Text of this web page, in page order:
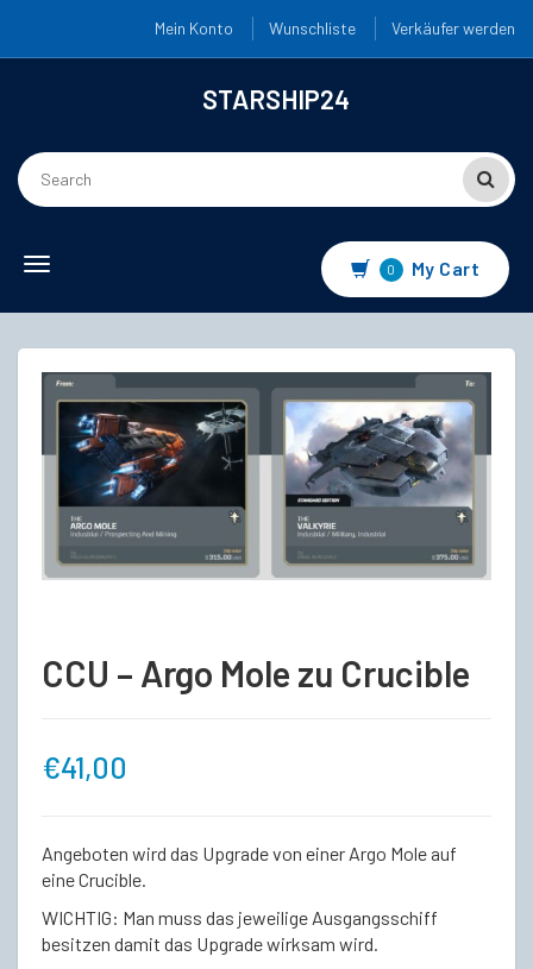
Mein Konto Wunschliste Verkäufer werden
STARSHIP24
Toggle
0 My Cart
CCU – Argo Mole zu Crucible
€41,00
Angeboten wird das Upgrade von einer Argo Mole auf
eine Crucible.
WICHTIG: Man muss das jeweilige Ausgangsschiff
besitzen damit das Upgrade wirksam wird.